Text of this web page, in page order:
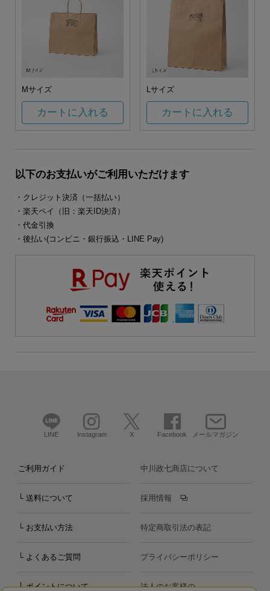
Mサイズ
カートに入れる
Lサイズ
カートに入れる
以下のお支払いがご利用いただけます
・クレジット決済（一括払い）
・楽天ペイ（旧：楽天ID決済）
・代金引換
・後払い(コンビニ・銀行振込・LINE Pay)
LINE Instagram X Facebook メールマガジン
ご利用ガイド
└ 送料について
└ お支払い方法
└ よくあるご質問
└ ポイントについて
中川政七商店について
採用情報
特定商取引法の表記
プライバシーポリシー
法人のお客様の